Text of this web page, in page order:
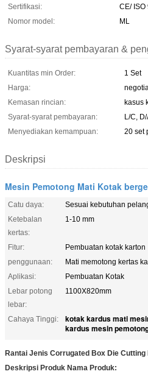
Sertifikasi:
CE/ ISO
Nomor model:
ML
Syarat-syarat pembayaran &
Kuantitas min Order:
1 Set
Harga:
Kemasan rincian:
kasus
Syarat-syarat pembayaran:
L/C,
Menyediakan kemampuan:
20 set
Deskripsi
Mesin Pemotong Mati Kotak
Catu daya:
Sesuai kebutuhan
Ketebalan
kertas:
1-10 mm
Fitur:
Pembuatan kotak karton
penggunaan:
Mati memotong kertas
Aplikasi:
Pembuatan Kotak
Lebar potong
lebar:
1100X820mm
Cahaya Tinggi: kotak kardus mati
kardus mesin
Rantai Jenis Corrugated Box Die
Deskripsi Produk Nama Produk: